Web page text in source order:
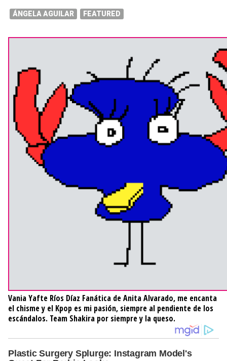
ÁNGELA AGUILAR FEATURED
Vania Yafte Ríos Díaz Fanática de Anita Alvarado, me encanta
el chisme y el Kpop es mi pasión, siempre al pendiente de los
escándalos. Team Shakira por siempre y la queso.